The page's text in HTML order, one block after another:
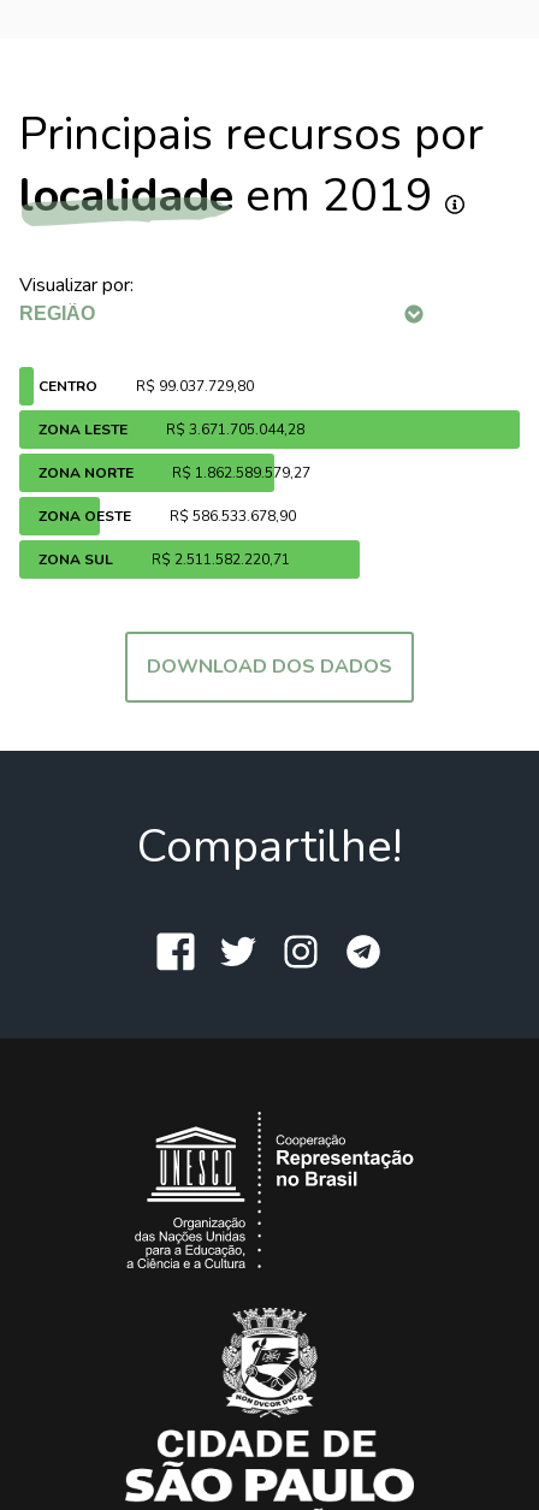
Principais recursos por
localidade em 2019
Visualizar por:
CENTRO R$ 99.037.729,80
ZONA LESTE R$ 3.671.705.044,28
ZONA NORTE R$ 1.862.589.579,27
ZONA OESTE R$ 586.533.678,90
ZONA SUL R$ 2.511.582.220,71
DOWNLOAD DOS DADOS
Compartilhe!